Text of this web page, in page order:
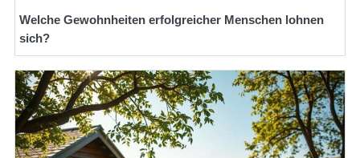
Welche Gewohnheiten erfolgreicher Menschen lohnen
sich?